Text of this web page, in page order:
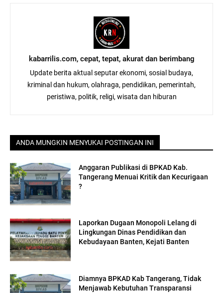
kabarrilis.com, cepat, tepat, akurat dan berimbang
Update berita aktual seputar ekonomi, sosial budaya,
kriminal dan hukum, olahraga, pendidikan, pemerintah,
peristiwa, politik, religi, wisata dan hiburan
ANDA MUNGKIN MENYUKAI POSTINGAN INI
Anggaran Publikasi di BPKAD Kab.
Tangerang Menuai Kritik dan Kecurigaan
?
Laporkan Dugaan Monopoli Lelang di
Lingkungan Dinas Pendidikan dan
Kebudayaan Banten, Kejati Banten
Diamnya BPKAD Kab Tangerang, Tidak
Menjawab Kebutuhan Transparansi